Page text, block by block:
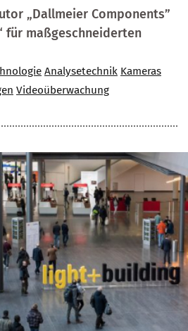
„Dallmeier Components”
für maßgeschneiderten
Analysetechnik Kameras
Videoüberwachung